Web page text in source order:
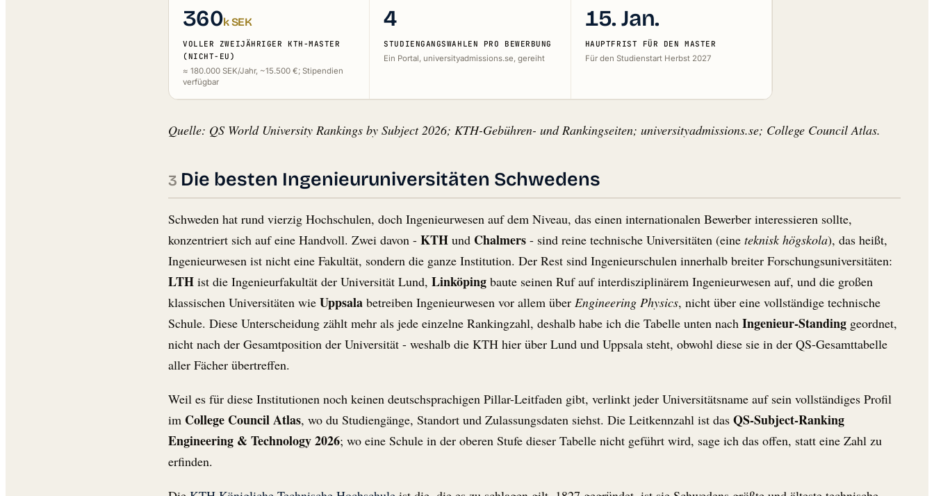
360k SEK
VOLLER ZWEIJÄHRIGER KTH-MASTER
(NICHT-EU)
≈ 180.000 SEK/Jahr, ~15.500 €; Stipendien
verfügbar
4
STUDIENGANGSWAHLEN PRO BEWERBUNG
Ein Portal, universityadmissions.se, gereiht
15. Jan.
HAUPTFRIST FÜR DEN MASTER
Für den Studienstart Herbst 2027
Quelle: QS World University Rankings by Subject 2026; KTH-Gebühren- und Rankingseiten; universityadmissions.se; College Council Atlas.
Die besten Ingenieuruniversitäten Schwedens
Schweden hat rund vierzig Hochschulen, doch Ingenieurwesen auf dem Niveau, das einen internationalen Bewerber interessieren sollte,
konzentriert sich auf eine Handvoll. Zwei davon - KTH und Chalmers - sind reine technische Universitäten (eine teknisk högskola), das heißt,
Ingenieurwesen ist nicht eine Fakultät, sondern die ganze Institution. Der Rest sind Ingenieurschulen innerhalb breiter Forschungsuniversitäten:
LTH ist die Ingenieurfakultät der Universität Lund, Linköping baute seinen Ruf auf interdisziplinärem Ingenieurwesen auf, und die großen
klassischen Universitäten wie Uppsala betreiben Ingenieurwesen vor allem über Engineering Physics, nicht über eine vollständige technische
Schule. Diese Unterscheidung zählt mehr als jede einzelne Rankingzahl, deshalb habe ich die Tabelle unten nach Ingenieur-Standing geordnet,
nicht nach der Gesamtposition der Universität - weshalb die KTH hier über Lund und Uppsala steht, obwohl diese sie in der QS-Gesamttabelle
aller Fächer übertreffen.
Weil es für diese Institutionen noch keinen deutschsprachigen Pillar-Leitfaden gibt, verlinkt jeder Universitätsname auf sein vollständiges Profil
im College Council Atlas, wo du Studiengänge, Standort und Zulassungsdaten siehst. Die Leitkennzahl ist das QS-Subject-Ranking
Engineering & Technology 2026; wo eine Schule in der oberen Stufe dieser Tabelle nicht geführt wird, sage ich das offen, statt eine Zahl zu
erfinden.